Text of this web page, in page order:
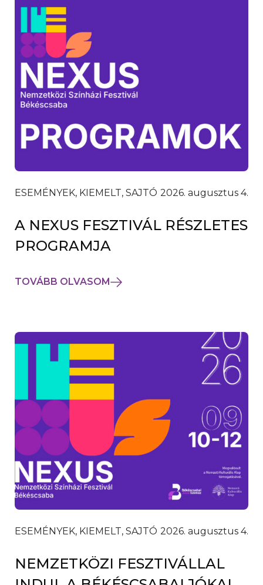
ESEMÉNYEK, KIEMELT, SAJTÓ 2026. augusztus 4.
A NEXUS FESZTIVÁL RÉSZLETES
PROGRAMJA
TOVÁBB OLVASOM
ESEMÉNYEK, KIEMELT, SAJTÓ 2026. augusztus 4.
NEMZETKÖZI FESZTIVÁLLAL